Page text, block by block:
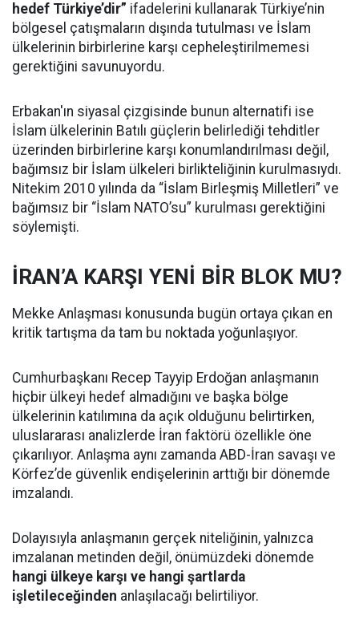
hedef Türkiye’dir” ifadelerini kullanarak Türkiye’nin
bölgesel çatışmaların dışında tutulması ve İslam
ülkelerinin birbirlerine karşı cepheleştirilmemesi
gerektiğini savunuyordu.
Erbakan'ın siyasal çizgisinde bunun alternatifi ise
İslam ülkelerinin Batılı güçlerin belirlediği tehditler
üzerinden birbirlerine karşı konumlandırılması değil,
bağımsız bir İslam ülkeleri birlikteliğinin kurulmasıydı.
Nitekim 2010 yılında da “İslam Birleşmiş Milletleri” ve
bağımsız bir “İslam NATO’su” kurulması gerektiğini
söylemişti.
İRAN’A KARŞI YENİ BİR BLOK MU?
Mekke Anlaşması konusunda bugün ortaya çıkan en
kritik tartışma da tam bu noktada yoğunlaşıyor.
Cumhurbaşkanı Recep Tayyip Erdoğan anlaşmanın
hiçbir ülkeyi hedef almadığını ve başka bölge
ülkelerinin katılımına da açık olduğunu belirtirken,
uluslararası analizlerde İran faktörü özellikle öne
çıkarılıyor. Anlaşma aynı zamanda ABD-İran savaşı ve
Körfez’de güvenlik endişelerinin arttığı bir dönemde
imzalandı.
Dolayısıyla anlaşmanın gerçek niteliğinin, yalnızca
imzalanan metinden değil, önümüzdeki dönemde
hangi ülkeye karşı ve hangi şartlarda
işletileceğinden anlaşılacağı belirtiliyor.